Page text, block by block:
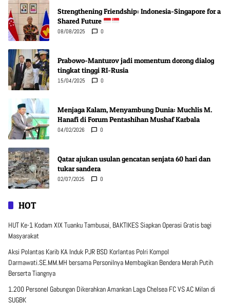
Strengthening Friendship: Indonesia-Singapore for a
Shared Future
08/08/2025 0
Prabowo-Manturov jadi momentum dorong dialog
tingkat tinggi RI-Rusia
15/04/2025 0
Menjaga Kalam, Menyambung Dunia: Muchlis M.
Hanafi di Forum Pentashihan Mushaf Karbala
04/02/2026 0
Qatar ajukan usulan gencatan senjata 60 hari dan
tukar sandera
02/07/2025 0
HOT
HUT Ke-1 Kodam XIX Tuanku Tambusai, BAKTIKES Siapkan Operasi Gratis bagi
Masyarakat
Aksi Polantas Karib KA Induk PJR BSD Korlantas Polri Kompol
Darmawati.SE.MM.MH bersama Personilnya Membagikan Bendera Merah Putih
Berserta Tiangnya
1.200 Personel Gabungan Dikerahkan Amankan Laga Chelsea FC VS AC Milan di
SUGBK